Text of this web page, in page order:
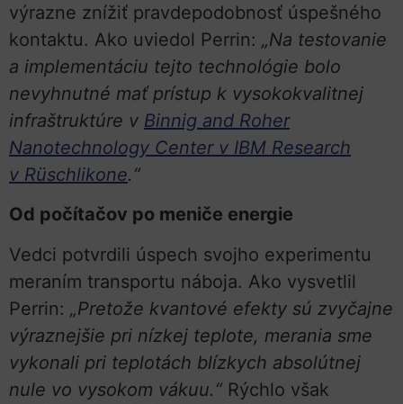
výrazne znížiť pravdepodobnosť úspešného
kontaktu. Ako uviedol Perrin: „Na testovanie
a implementáciu tejto technológie bolo
nevyhnutné mať prístup k vysokokvalitnej
infraštruktúre v Binnig and Roher
Nanotechnology Center v IBM Research
v Rüschlikone.“
Od počítačov po meniče energie
Vedci potvrdili úspech svojho experimentu
meraním transportu náboja. Ako vysvetlil
Perrin: „Pretože kvantové efekty sú zvyčajne
výraznejšie pri nízkej teplote, merania sme
vykonali pri teplotách blízkych absolútnej
nule vo vysokom vákuu.“ Rýchlo však